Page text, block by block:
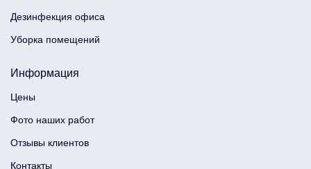
Дезинфекция офиса
Уборка помещений
Информация
Цены
Фото наших работ
Отзывы клиентов
Контакты